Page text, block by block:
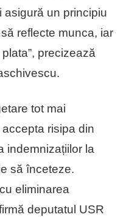
un principiu
reflecte munca, iar
precizează
tot mai
risipa din
indemnizațiilor la
să înceteze.
eliminarea
deputatul USR